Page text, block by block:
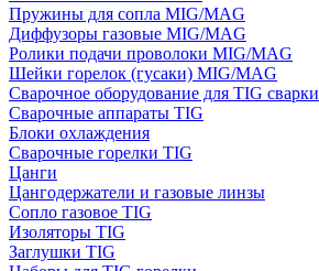
Пружины для сопла MIG/MAG
Диффузоры газовые MIG/MAG
Ролики подачи проволоки MIG/MAG
Шейки горелок (гусаки) MIG/MAG
Сварочное оборудование для TIG сварки
Сварочные аппараты TIG
Блоки охлаждения
Сварочные горелки TIG
Цанги
Цангодержатели и газовые линзы
Сопло газовое TIG
Изоляторы TIG
Заглушки TIG